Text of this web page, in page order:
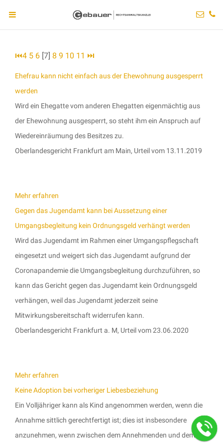
⏮4 5 6 [7] 8 9 10 11 ⏭
Ehefrau kann nicht einfach aus der Ehewohnung ausgesperrt
werden
Wird ein Ehegatte vom anderen Ehegatten eigenmächtig aus
der Ehewohnung ausgesperrt, so steht ihm ein Anspruch auf
Wiedereinräumung des Besitzes zu.
Oberlandesgericht Frankfurt am Main, Urteil vom 13.11.2019
Mehr erfahren
Gegen das Jugendamt kann bei Aussetzung einer
Umgangsbegleitung kein Ordnungsgeld verhängt werden
Wird das Jugendamt im Rahmen einer Umgangspflegschaft
eingesetzt und weigert sich das Jugendamt aufgrund der
Coronapandemie die Umgangsbegleitung durchzuführen, so
kann das Gericht gegen das Jugendamt kein Ordnungsgeld
verhängen, weil das Jugendamt jederzeit seine
Mitwirkungsbereitschaft widerrufen kann.
Oberlandesgericht Frankfurt a. M, Urteil vom 23.06.2020
Mehr erfahren
Keine Adoption bei vorheriger Liebesbeziehung
Ein Volljähriger kann als Kind angenommen werden, wenn die
Annahme sittlich gerechtfertigt ist; dies ist insbesondere
anzunehmen, wenn zwischen dem Annehmenden und dem